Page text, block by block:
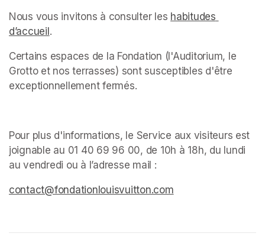
Nous vous invitons à consulter les habitudes
d’accueil(opens in a new tab)
.
Certains espaces de la Fondation (l'Auditorium, le
Grotto et nos terrasses) sont susceptibles d'être
exceptionnellement fermés. ﻿
Pour plus d'informations, le Service aux visiteurs est
joignable au 01 40 69 96 00, de 10h à 18h, du lundi
au vendredi ou à l’adresse mail :
(opens in a new tab)
(opens in a new tab)
contact@fondationlouisvuitton.com